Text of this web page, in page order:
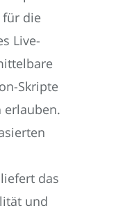
die
Live-
Skripte
erlauben.
das
und